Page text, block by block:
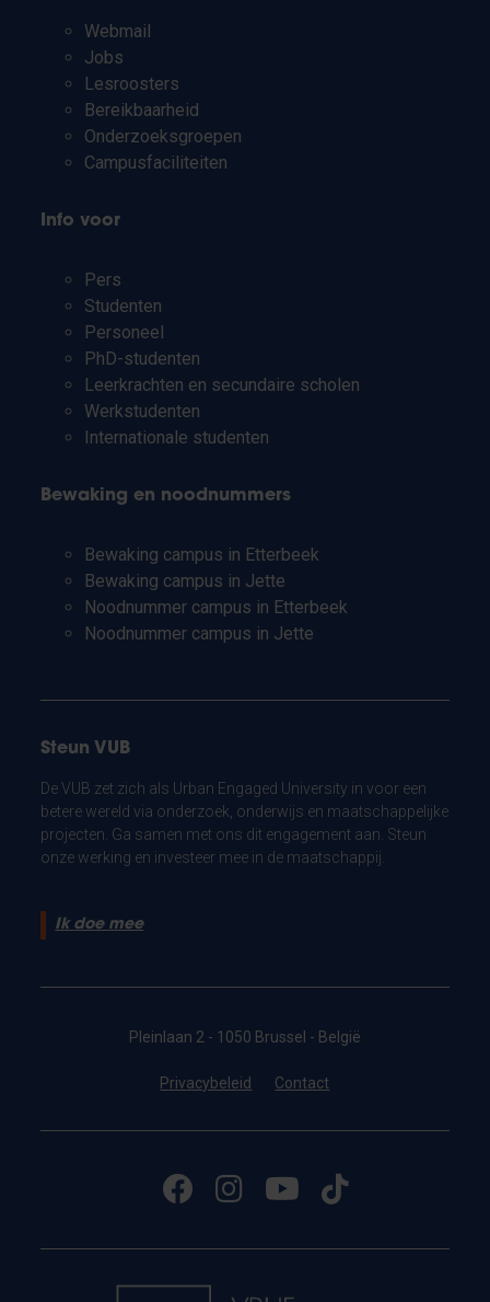
Webmail
Jobs
Lesroosters
Bereikbaarheid
Onderzoeksgroepen
Campusfaciliteiten
Info voor
Pers
Studenten
Personeel
PhD-studenten
Leerkrachten en secundaire scholen
Werkstudenten
Internationale studenten
Bewaking en noodnummers
Bewaking campus in Etterbeek
Bewaking campus in Jette
Noodnummer campus in Etterbeek
Noodnummer campus in Jette
Steun VUB
De VUB zet zich als Urban Engaged University in voor een
betere wereld via onderzoek, onderwijs en maatschappelijke
projecten. Ga samen met ons dit engagement aan. Steun
onze werking en investeer mee in de maatschappij.
Ik doe mee
Pleinlaan 2 - 1050 Brussel - België
Privacybeleid Contact